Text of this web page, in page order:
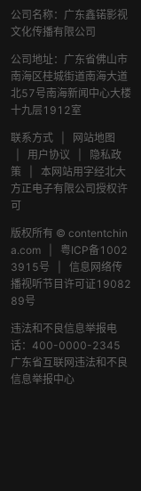
公司名称：广东鑫锘影视
文化传播有限公司
公司地址：广东省佛山市
南海区桂城街道南海大道
北57号南海新闻中心大楼
十九层1912室
联系方式
网站地图
用户协议
隐私政
策
本网站用字经北大
方正电子有限公司授权许
可
版权所有 © contentchin
a.com
粤ICP备1002
3915号
信息网络传
播视听节目许可证19082
89号
违法和不良信息举报电
话：400-0000-2345
广东省互联网违法和不良
信息举报中心